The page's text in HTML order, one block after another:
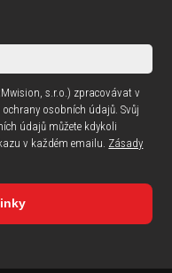
s.r.o.) zpracovávat v
osobních údajů. Svůj
údajů můžete kdykoli
v každém emailu. Zásady